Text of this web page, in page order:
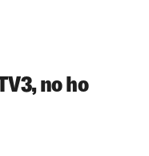
no ho